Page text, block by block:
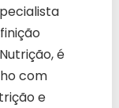
é
com
e